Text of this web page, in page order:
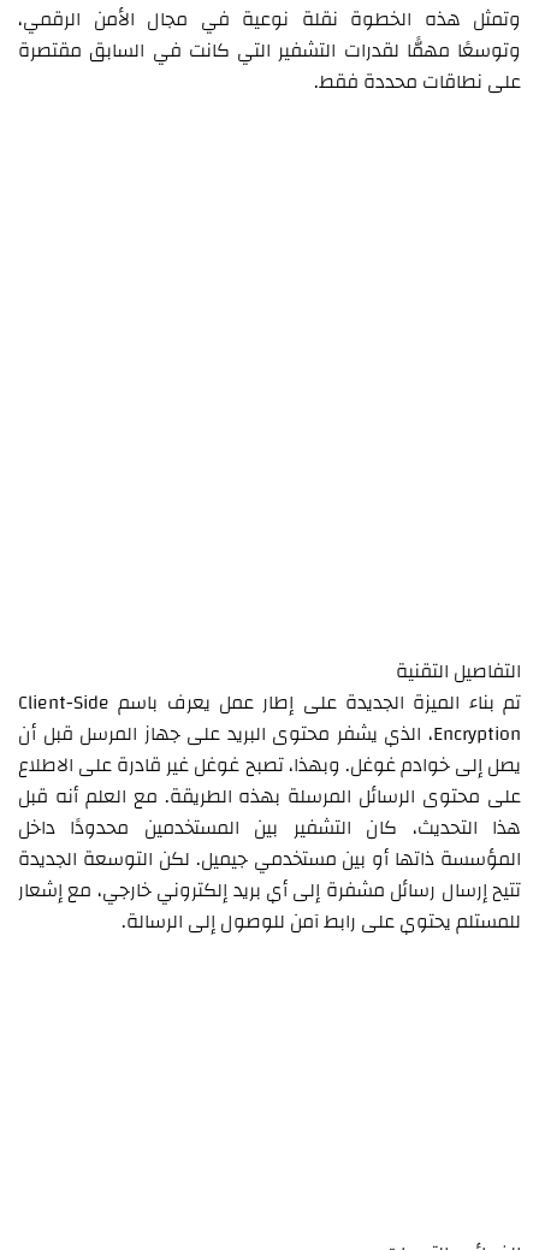
وتمثل هذه الخطوة نقلة نوعية في مجال الأمن الرقمي،
وتوسعًا مهمًّا لقدرات التشفير التي كانت في السابق مقتصرة
على نطاقات محددة فقط.
التفاصيل التقنية
تم بناء الميزة الجديدة على إطار عمل يعرف باسم Client-Side
Encryption، الذي يشفر محتوى البريد على جهاز المرسل قبل أن
يصل إلى خوادم غوغل. وبهذا، تصبح غوغل غير قادرة على الاطلاع
على محتوى الرسائل المرسلة بهذه الطريقة. مع العلم أنه قبل
هذا التحديث، كان التشفير بين المستخدمين محدودًا داخل
المؤسسة ذاتها أو بين مستخدمي جيميل. لكن التوسعة الجديدة
تتيح إرسال رسائل مشفرة إلى أي بريد إلكتروني خارجي، مع إشعار
للمستلم يحتوي على رابط آمن للوصول إلى الرسالة.